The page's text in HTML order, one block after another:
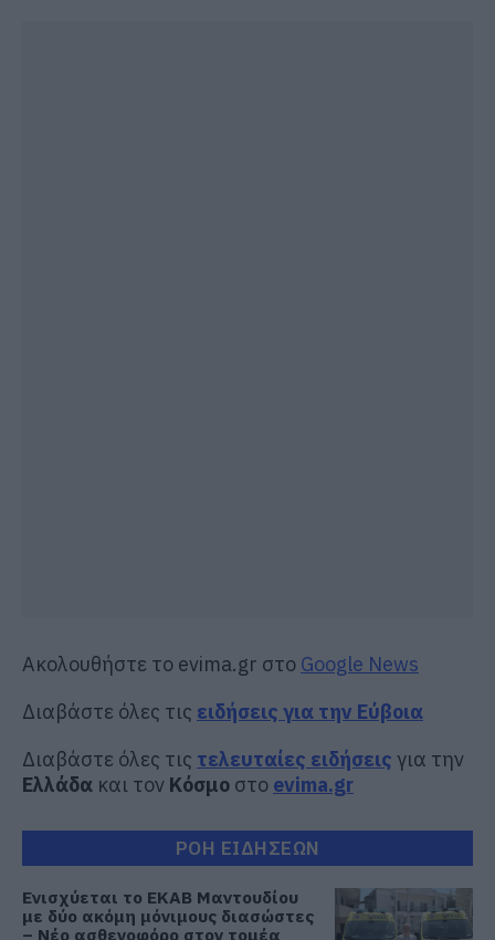
Ακολουθήστε το evima.gr στο Google News
Διαβάστε όλες τις ειδήσεις για την Εύβοια
Διαβάστε όλες τις τελευταίες ειδήσεις για την
Ελλάδα και τον Κόσμο στο evima.gr
ΡΟΗ ΕΙΔΗΣΕΩΝ
Ενισχύεται το ΕΚΑΒ Μαντουδίου
με δύο ακόμη μόνιμους διασώστες
– Νέο ασθενοφόρο στον τομέα